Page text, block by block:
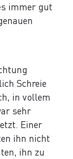
immer gut
Schreie
in vollem
sehr
Einer
ihn nicht
ihn zu